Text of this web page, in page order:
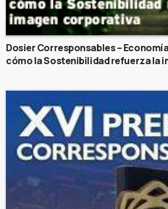
Dosier Corresponsables –
cómo la Sostenibilidad refuerza la